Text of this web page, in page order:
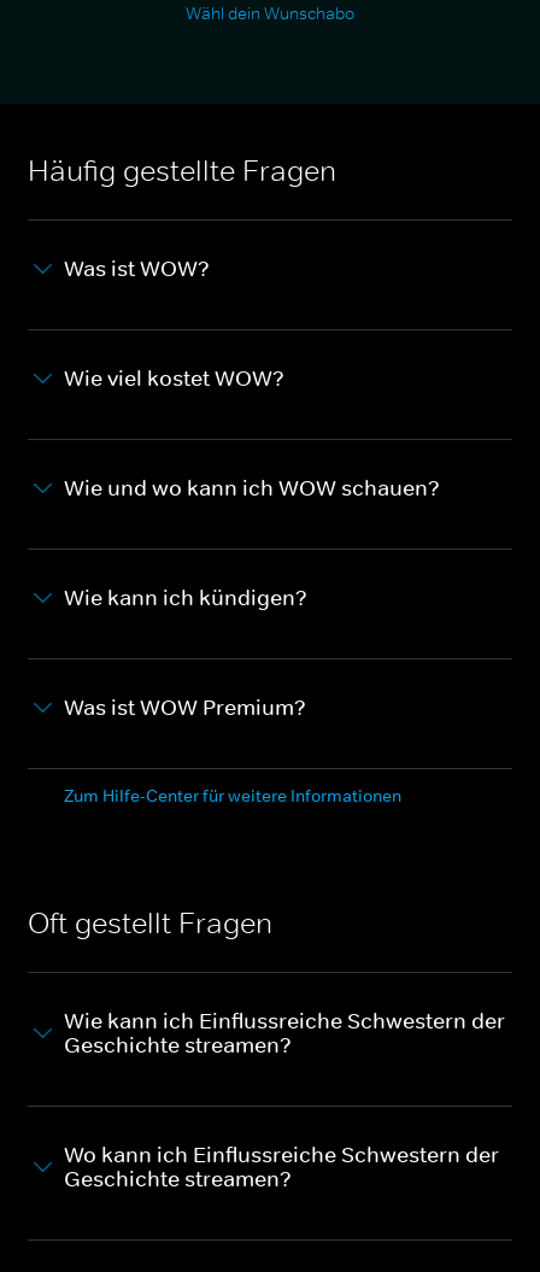
Wähl dein Wunschabo
Häufig gestellte Fragen
Was ist WOW?
Wie viel kostet WOW?
Wie und wo kann ich WOW schauen?
Wie kann ich kündigen?
Was ist WOW Premium?
Zum Hilfe-Center für weitere Informationen
Oft gestellt Fragen
Wie kann ich Einflussreiche Schwestern der
Geschichte streamen?
Wo kann ich Einflussreiche Schwestern der
Geschichte streamen?